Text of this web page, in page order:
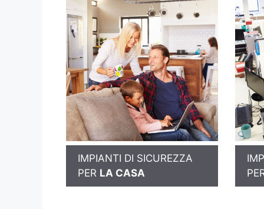
IMPIANTI DI SICUREZZA
PER LA CASA